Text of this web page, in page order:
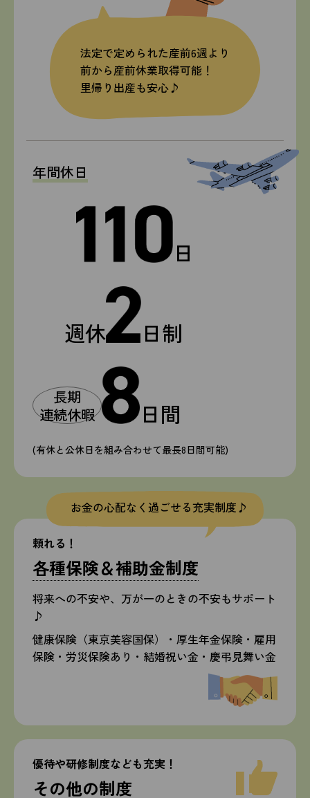
法定で定められた産前6週より
前から産前休業取得可能！
里帰り出産も安心♪
年間休日
日
週休 日制
長期
連続休暇
日間
(有休と公休日を組み合わせて最長8日間可能)
お金の心配なく過ごせる充実制度♪
頼れる！
各種保険＆補助金制度
将来への不安や、万が一のときの不安もサポート
♪
健康保険（東京美容国保）・厚生年金保険・雇用
保険・労災保険あり・結婚祝い金・慶弔見舞い金
優待や研修制度なども充実！
その他の制度